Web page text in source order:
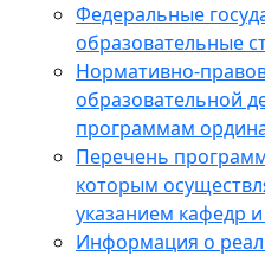
Федеральные
образовательные
Нормативно-
образовательной
программам
Перечень
которым
указанием кафедр
Информация о